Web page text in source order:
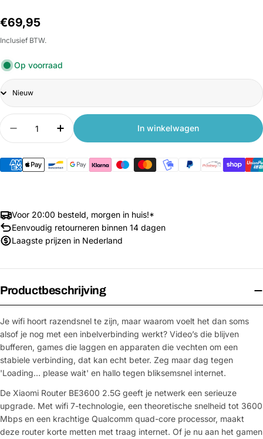
Normale
prijs
€69,95
Inclusief BTW.
Op voorraad
Title
Aantal
Aantal verlagen voor Xiaomi Router BE3600
Aantal verhogen voor Xiaomi Router
In winkelwagen
Voor 20:00 besteld, morgen in huis!*
Eenvoudig retourneren binnen 14 dagen
Laagste prijzen in Nederland
Productbeschrijving
Je wifi hoort razendsnel te zijn, maar waarom voelt het dan soms
alsof je nog met een inbelverbinding werkt? Video’s die blijven
bufferen, games die laggen en apparaten die vechten om een
stabiele verbinding, dat kan echt beter. Zeg maar dag tegen
'Loading… please wait' en hallo tegen bliksemsnel internet.
De Xiaomi Router BE3600 2.5G geeft je netwerk een serieuze
upgrade. Met wifi 7-technologie, een theoretische snelheid tot 3600
Mbps en een krachtige Qualcomm quad-core processor, maakt
deze router korte metten met traag internet. Of je nu aan het gamen